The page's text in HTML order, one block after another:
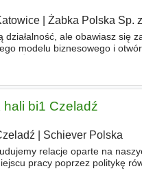
Żabka Polska Sp.
działalność, ale obawiasz się
modelu biznesowego i
bi1 Czeladź
Schiever Polska
relacje oparte na
pracy poprzez politykę